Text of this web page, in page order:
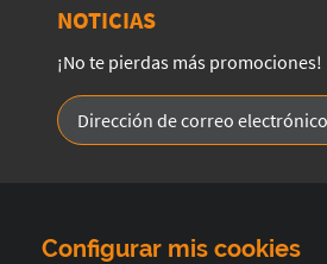
NOTICIAS
¡No te pierdas más promociones!
Configurar mis cookies